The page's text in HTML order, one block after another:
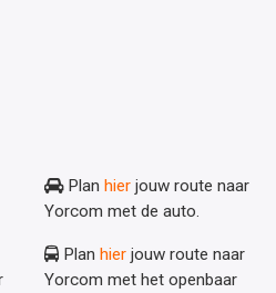
Plan hier jouw route naar
Yorcom met de auto.
Plan hier jouw route naar
Yorcom met het openbaar